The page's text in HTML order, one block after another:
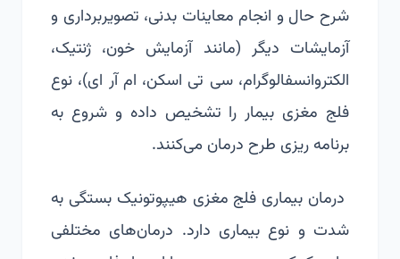
شرح حال و انجام معاینات بدنی، تصویربرداری و
آزمایشات دیگر (مانند آزمایش خون، ژنتیک،
الکتروانسفالوگرام، سی تی اسکن، ام آر ای)، نوع
فلج مغزی بیمار را تشخیص داده و شروع به
برنامه ریزی طرح درمان می‌کنند.
درمان بیماری فلج مغزی هیپوتونیک بستگی به
شدت و نوع بیماری دارد. درمان‌های مختلفی